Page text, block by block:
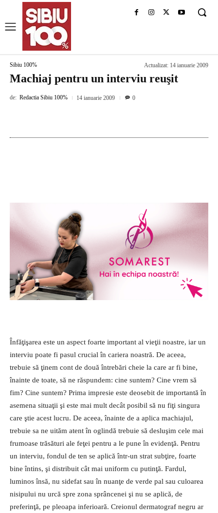
Sibiu 100% Actualizat: 14 ianuarie 2009
Machiaj pentru un interviu reuşit
de: Redactia Sibiu 100% 14 ianuarie 2009 0
Înfăţişarea este un aspect foarte important al vieţii noastre, iar un
interviu poate fi pasul crucial în cariera noastră. De aceea,
trebuie să ţinem cont de două întrebări cheie la care ar fi bine,
înainte de toate, să ne răspundem: cine suntem? Cine vrem să
fim? Cine suntem? Prima impresie este deosebit de importantă în
asemena situaţii şi este mai mult decât posibil să nu fiţi singura
care ştie acest lucru. De aceea, înainte de a aplica machiajul,
trebuie sa ne uităm atent în oglindă trebuie să desluşim cele mai
frumoase trăsături ale feţei pentru a le pune în evidenţă. Pentru
un interviu, fondul de ten se aplică într-un strat subţire, foarte
bine întins, şi distribuit cât mai uni­form cu putinţă. Fardul,
luminos însă, nu sidefat sau în nuanţe de ver­de pal sau culoarea
nisipului nu urcă spre zona sprâncenei şi nu se aplică, de
preferinţă, pe pleoapa inferioară. Creionul dermatograf negru ar